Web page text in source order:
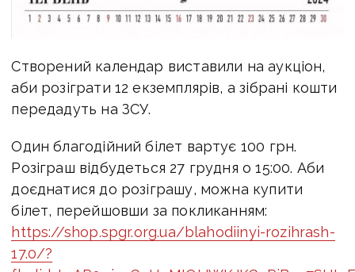
Створений календар виставили на аукціон,
аби розіграти 12 екземплярів, а зібрані кошти
передадуть на ЗСУ.
Один благодійний білет вартує 100 грн.
Розіграш відбудеться 27 грудня о 15:00. Аби
доєднатися до розіграшу, можна купити
білет, перейшовши за покликанням:
https://shop.spgr.org.ua/blahodiinyi-rozihrash-
17.0/?